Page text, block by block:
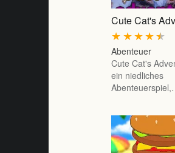
Cute Cat's
★
★
★
★
★
Abenteuer
Cute Cat's
ein niedliches